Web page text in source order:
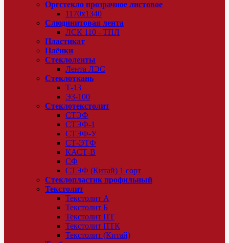
Оргстекло прозрачное листовое
1170х1340
Слюдинитовая лента
ЛСК 110 - ТПЛ
Пластикат
Плёнки
Стеклоленты
Лента ЛЭС
Стеклоткань
Т-13
ЭЗ-100
Стеклотекстолит
СТЭФ
СТЭФ-1
СТЭФ-У
СТ-ЭТФ
КАСТ-В
СФ
СТЭФ (Китай) 1 сорт
Стеклопластик профильный
Текстолит
Текстолит А
Текстолит Б
Текстолит ПТ
Текстолит ПТК
Текстолит (Китай)